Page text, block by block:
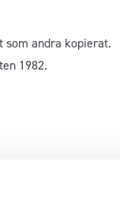
som andra kopierat.
1982.